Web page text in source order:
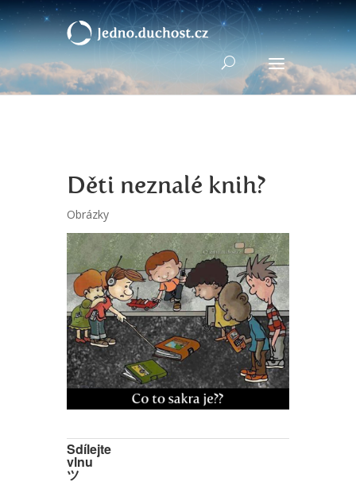
Děti neznalé knih?
Obrázky
Sdílejte
vlnu
ツ